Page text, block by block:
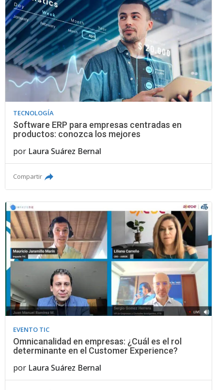
TECNOLOGÍA
Software ERP para empresas centradas en
productos: conozca los mejores
por Laura Suárez Bernal
Compartir
EVENTO TIC
Omnicanalidad en empresas: ¿Cuál es el rol
determinante en el Customer Experience?
por Laura Suárez Bernal